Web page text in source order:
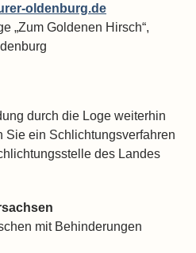
oldenburg.de
„Zum Goldenen Hirsch“,
durch die Loge weiterhin
Sie ein Schlichtungsverfahren
des Landes
mit Behinderungen